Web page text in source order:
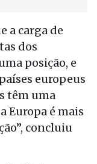
a carga de
dos
posição, e
europeus
têm uma
Europa é mais
concluiu